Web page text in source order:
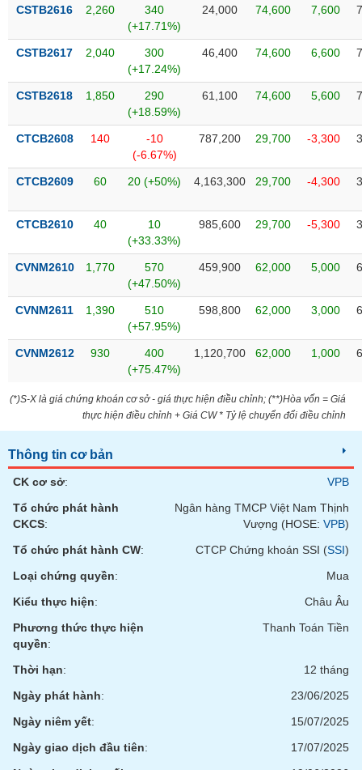
CSTB2616 2,260
340
(+17.71%)
24,000 74,600 7,600
CSTB2617 2,040
300
(+17.24%)
46,400 74,600 6,600
CSTB2618 1,850
290
(+18.59%)
61,100 74,600 5,600
CTCB2608 140
-10
(-6.67%)
787,200 29,700 -3,300
CTCB2609 60 20 (+50%) 4,163,300 29,700 -4,300
CTCB2610 40
10
(+33.33%)
985,600 29,700 -5,300
CVNM2610 1,770
570
(+47.50%)
459,900 62,000 5,000
CVNM2611 1,390
510
(+57.95%)
598,800 62,000 3,000
CVNM2612 930
400
(+75.47%)
1,120,700 62,000 1,000
(*)S-X là giá chứng khoán cơ sở - giá thực hiện điều chỉnh; (**)Hòa vốn = Giá
thực hiện điều chỉnh + Giá CW * Tỷ lệ chuyển đổi điều chỉnh
Thông tin cơ bản
CK cơ sở:
VPB
Tổ chức phát hành
CKCS:
Ngân hàng TMCP Việt Nam Thịnh
Vượng (HOSE: VPB)
Tổ chức phát hành CW: CTCP Chứng khoán SSI (SSI)
Loại chứng quyền:
Mua
Kiểu thực hiện:
Châu Âu
Phương thức thực hiện
quyền:
Thanh Toán Tiền
Thời hạn:
12 tháng
Ngày phát hành:
23/06/2025
Ngày niêm yết:
15/07/2025
Ngày giao dịch đầu tiên:
17/07/2025
cáo
phân
(-)
Thuật
ngữ
vụ
(-)
tạo
tài
Công
cụ
đầu
thông
tài
chính
liệu